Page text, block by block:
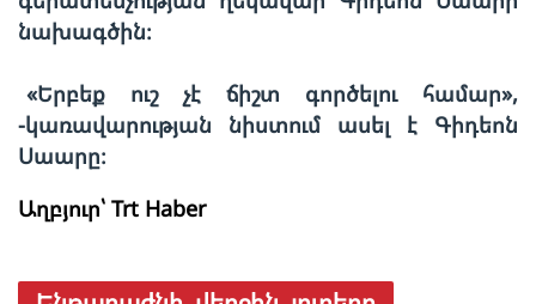
նախագծին։
«Երբեք ուշ չէ ճիշտ գործելու համար»,
-կառավարության նիստում ասել է Գիդեոն
Սաարը։
Աղբյուր՝ Trt Haber